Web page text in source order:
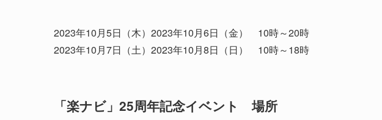
2023年10月5日（木）2023年10月6日（金） 10時～20時
2023年10月7日（土）2023年10月8日（日） 10時～18時
「楽ナビ」25周年記念イベント 場所